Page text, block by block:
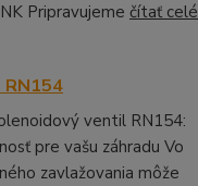
Pripravujeme čítať celé
ventil RN154:
pre vašu záhradu Vo
zavlažovania môže